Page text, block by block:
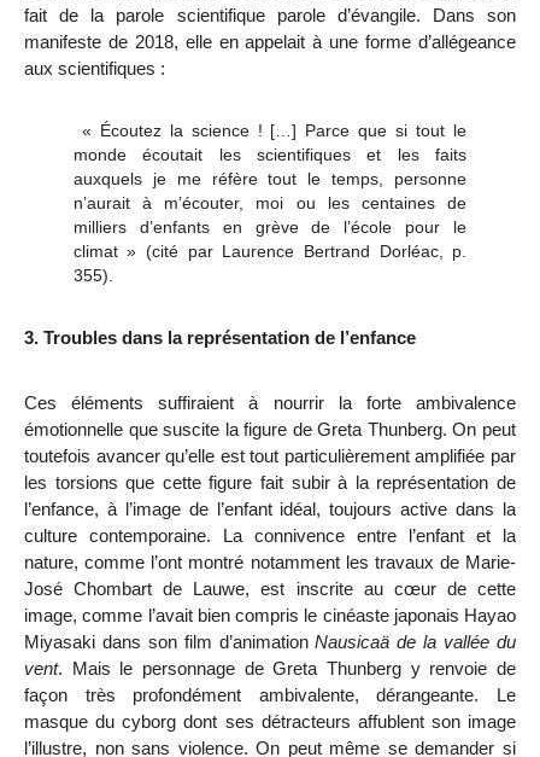
fait de la parole scientifique parole d’évangile. Dans son
manifeste de 2018, elle en appelait à une forme d’allégeance
aux scientifiques :
« Écoutez la science ! […] Parce que si tout le
monde écoutait les scientifiques et les faits
auxquels je me réfère tout le temps, personne
n’aurait à m’écouter, moi ou les centaines de
milliers d’enfants en grève de l’école pour le
climat » (cité par Laurence Bertrand Dorléac, p.
355).
3. Troubles dans la représentation de l’enfance
Ces éléments suffiraient à nourrir la forte ambivalence
émotionnelle que suscite la figure de Greta Thunberg. On peut
toutefois avancer qu’elle est tout particulièrement amplifiée par
les torsions que cette figure fait subir à la représentation de
l’enfance, à l’image de l’enfant idéal, toujours active dans la
culture contemporaine. La connivence entre l’enfant et la
nature, comme l’ont montré notamment les travaux de Marie-
José Chombart de Lauwe, est inscrite au cœur de cette
image, comme l’avait bien compris le cinéaste japonais Hayao
Miyasaki dans son film d’animationNausicaä de la vallée du
vent. Mais le personnage de Greta Thunberg y renvoie de
façon très profondément ambivalente, dérangeante. Le
masque du cyborg dont ses détracteurs affublent son image
l’illustre, non sans violence. On peut même se demander si